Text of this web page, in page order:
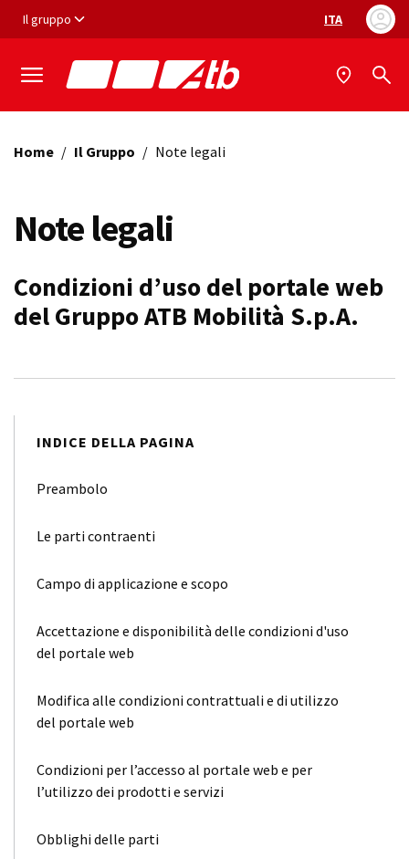
Vai ai contenuti
Vai al footer
Il gruppo Selezione
ITA
Home / Il Gruppo / Note legali
Note legali
Condizioni d’uso del portale web
del Gruppo ATB Mobilità S.p.A.
INDICE DELLA PAGINA
Preambolo
Le parti contraenti
Campo di applicazione e scopo
Accettazione e disponibilità delle condizioni d'uso
del portale web
Modifica alle condizioni contrattuali e di utilizzo
del portale web
Condizioni per l’accesso al portale web e per
l’utilizzo dei prodotti e servizi
Obblighi delle parti